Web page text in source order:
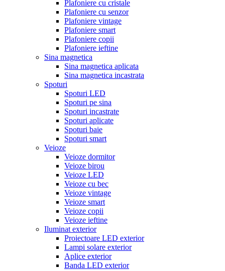
Plafoniere cu cristale
Plafoniere cu senzor
Plafoniere vintage
Plafoniere smart
Plafoniere copii
Plafoniere ieftine
Sina magnetica
Sina magnetica aplicata
Sina magnetica incastrata
Spoturi
Spoturi LED
Spoturi pe sina
Spoturi incastrate
Spoturi aplicate
Spoturi baie
Spoturi smart
Veioze
Veioze dormitor
Veioze birou
Veioze LED
Veioze cu bec
Veioze vintage
Veioze smart
Veioze copii
Veioze ieftine
Iluminat exterior
Proiectoare LED exterior
Lampi solare exterior
Aplice exterior
Banda LED exterior